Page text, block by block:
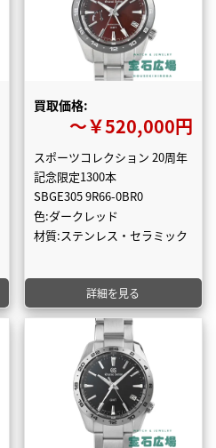
買取価格:
〜￥520,000円
スポーツコレクション 20周年
記念限定1300本
SBGE305 9R66-0BR0
色:ダークレッド
材質:ステンレス・セラミック
詳細を見る